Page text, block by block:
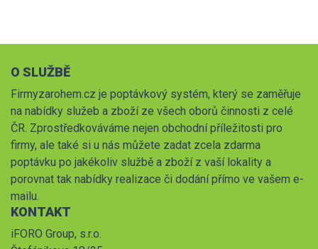
O SLUŽBĚ
Firmyzarohem.cz je poptávkový systém, který se zaměřuje
na nabídky služeb a zboží ze všech oborů činnosti z celé
ČR. Zprostředkováváme nejen obchodní příležitosti pro
firmy, ale také si u nás můžete zadat zcela zdarma
poptávku po jakékoliv službě a zboží z vaší lokality a
porovnat tak nabídky realizace či dodání přímo ve vašem e-
mailu.
KONTAKT
iFORO Group, s.r.o.